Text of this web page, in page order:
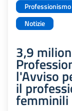
Notizie
3,9
l'Avviso
il
femminili